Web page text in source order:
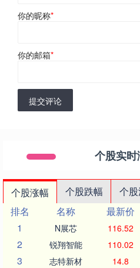
你的昵称*
你的邮箱*
提交评论
个股实
个股涨幅 个股跌幅 个
排名
名称 最新价
1
N展芯 116.52
2 锐翔智能 110.02
3 志特新材 14.8